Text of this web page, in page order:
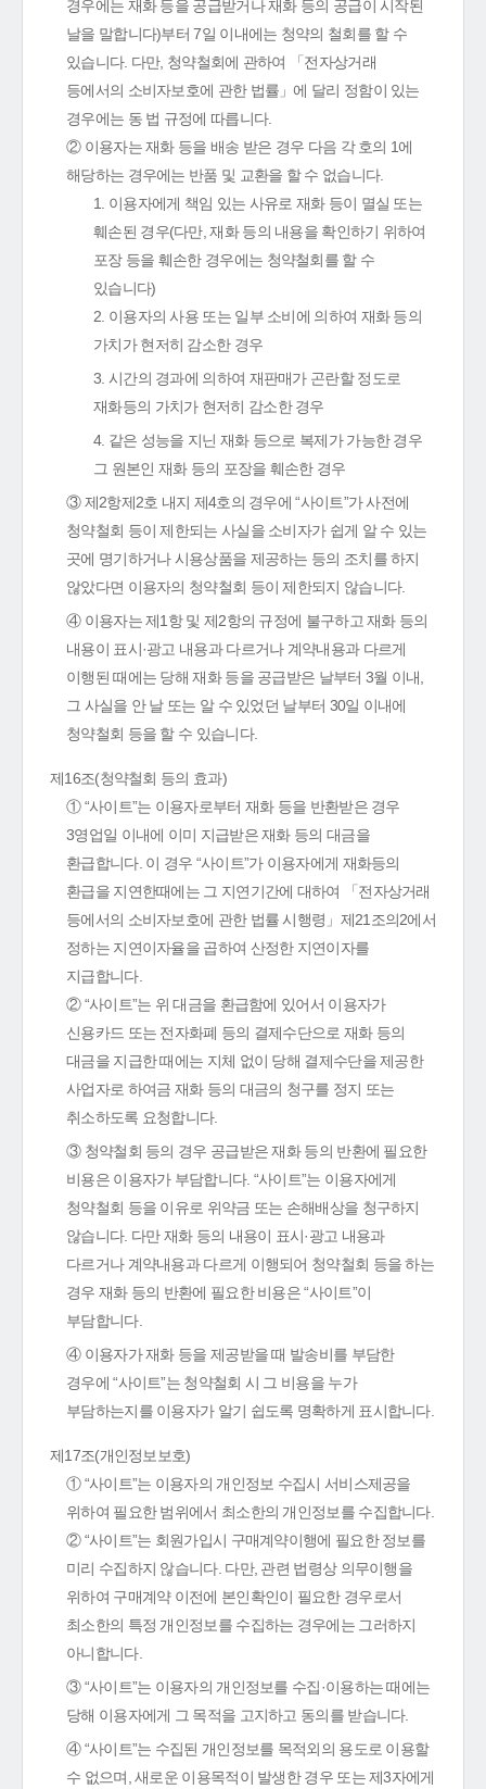
경우에는 재화 등을 공급받거나 재화 등의 공급이 시작된
날을 말합니다)부터 7일 이내에는 청약의 철회를 할 수
있습니다. 다만, 청약철회에 관하여 「전자상거래
등에서의 소비자보호에 관한 법률」에 달리 정함이 있는
경우에는 동 법 규정에 따릅니다.
② 이용자는 재화 등을 배송 받은 경우 다음 각 호의 1에
해당하는 경우에는 반품 및 교환을 할 수 없습니다.
1. 이용자에게 책임 있는 사유로 재화 등이 멸실 또는
훼손된 경우(다만, 재화 등의 내용을 확인하기 위하여
포장 등을 훼손한 경우에는 청약철회를 할 수
있습니다)
2. 이용자의 사용 또는 일부 소비에 의하여 재화 등의
가치가 현저히 감소한 경우
3. 시간의 경과에 의하여 재판매가 곤란할 정도로
재화등의 가치가 현저히 감소한 경우
4. 같은 성능을 지닌 재화 등으로 복제가 가능한 경우
그 원본인 재화 등의 포장을 훼손한 경우
③ 제2항제2호 내지 제4호의 경우에 “사이트”가 사전에
청약철회 등이 제한되는 사실을 소비자가 쉽게 알 수 있는
곳에 명기하거나 시용상품을 제공하는 등의 조치를 하지
않았다면 이용자의 청약철회 등이 제한되지 않습니다.
④ 이용자는 제1항 및 제2항의 규정에 불구하고 재화 등의
내용이 표시·광고 내용과 다르거나 계약내용과 다르게
이행된 때에는 당해 재화 등을 공급받은 날부터 3월 이내,
그 사실을 안 날 또는 알 수 있었던 날부터 30일 이내에
청약철회 등을 할 수 있습니다.
제16조(청약철회 등의 효과)
① “사이트”는 이용자로부터 재화 등을 반환받은 경우
3영업일 이내에 이미 지급받은 재화 등의 대금을
환급합니다. 이 경우 “사이트”가 이용자에게 재화등의
환급을 지연한때에는 그 지연기간에 대하여 「전자상거래
등에서의 소비자보호에 관한 법률 시행령」제21조의2에서
정하는 지연이자율을 곱하여 산정한 지연이자를
지급합니다.
② “사이트”는 위 대금을 환급함에 있어서 이용자가
신용카드 또는 전자화폐 등의 결제수단으로 재화 등의
대금을 지급한 때에는 지체 없이 당해 결제수단을 제공한
사업자로 하여금 재화 등의 대금의 청구를 정지 또는
취소하도록 요청합니다.
③ 청약철회 등의 경우 공급받은 재화 등의 반환에 필요한
비용은 이용자가 부담합니다. “사이트”는 이용자에게
청약철회 등을 이유로 위약금 또는 손해배상을 청구하지
않습니다. 다만 재화 등의 내용이 표시·광고 내용과
다르거나 계약내용과 다르게 이행되어 청약철회 등을 하는
경우 재화 등의 반환에 필요한 비용은 “사이트”이
부담합니다.
④ 이용자가 재화 등을 제공받을 때 발송비를 부담한
경우에 “사이트”는 청약철회 시 그 비용을 누가
부담하는지를 이용자가 알기 쉽도록 명확하게 표시합니다.
제17조(개인정보보호)
① “사이트”는 이용자의 개인정보 수집시 서비스제공을
위하여 필요한 범위에서 최소한의 개인정보를 수집합니다.
② “사이트”는 회원가입시 구매계약이행에 필요한 정보를
미리 수집하지 않습니다. 다만, 관련 법령상 의무이행을
위하여 구매계약 이전에 본인확인이 필요한 경우로서
최소한의 특정 개인정보를 수집하는 경우에는 그러하지
아니합니다.
③ “사이트”는 이용자의 개인정보를 수집·이용하는 때에는
당해 이용자에게 그 목적을 고지하고 동의를 받습니다.
④ “사이트”는 수집된 개인정보를 목적외의 용도로 이용할
수 없으며, 새로운 이용목적이 발생한 경우 또는 제3자에게